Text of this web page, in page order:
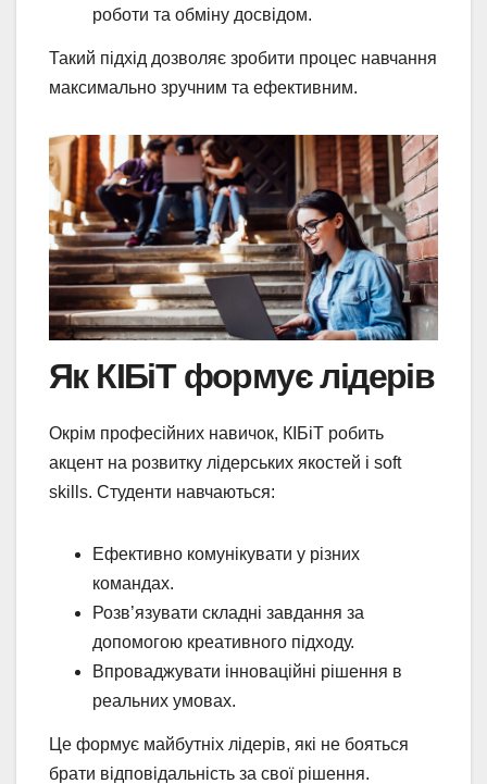
роботи та обміну досвідом.
Такий підхід дозволяє зробити процес навчання
максимально зручним та ефективним.
Як КІБіТ формує лідерів
Окрім професійних навичок, КІБіТ робить
акцент на розвитку лідерських якостей і soft
skills. Студенти навчаються:
Ефективно комунікувати у різних
командах.
Розв’язувати складні завдання за
допомогою креативного підходу.
Впроваджувати інноваційні рішення в
реальних умовах.
Це формує майбутніх лідерів, які не бояться
брати відповідальність за свої рішення.